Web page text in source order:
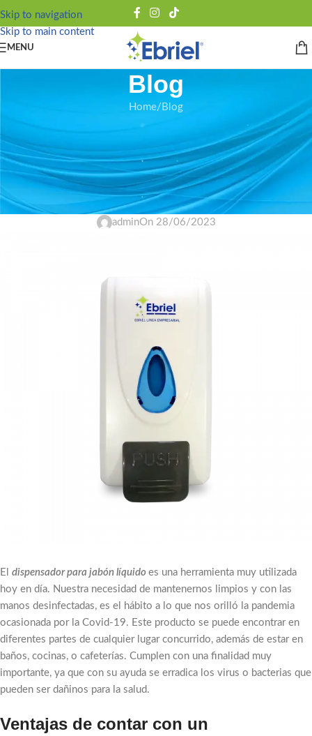
Skip to navigation
Skip to main content
MENU
Blog
Home Blog
Dispensador Para Jabón Líquido:
Cuidado Y Bienestar Para
Empresas
adminOn 28/06/2023
El dispensador para jabón líquido es una herramienta muy utilizada
hoy en día. Nuestra necesidad de mantenernos limpios y con las
manos desinfectadas, es el hábito a lo que nos orilló la pandemia
ocasionada por la Covid-19. Este producto se puede encontrar en
diferentes partes de cualquier lugar concurrido, además de estar en
baños, cocinas, o cafeterías. Cumplen con una finalidad muy
importante, ya que con su ayuda se erradica los virus o bacterias que
pueden ser dañinos para la salud.
Ventajas de contar con un